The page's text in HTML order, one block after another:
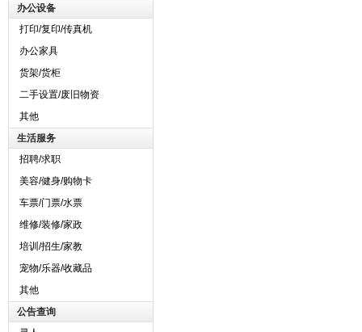
办公设备
打印/复印/传真机
办公家具
货架/货柜
二手设置/废旧物资
其他
生活服务
招聘/求职
美容/健身/购物卡
车票/门票/水票
维修/装修/家政
培训/招生/家教
宠物/乐器/收藏品
其他
公告查询